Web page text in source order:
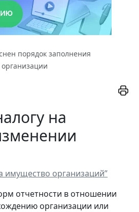
порядок заполнения
на
имущество организаций”
отчетности в отношении
организации или